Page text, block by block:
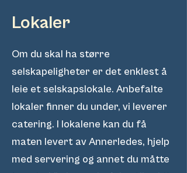
Lokaler
Om du skal ha større
selskapeligheter er det enklest å
leie et selskapslokale. Anbefalte
lokaler finner du under, vi leverer
catering. I lokalene kan du få
maten levert av Annerledes, hjelp
med servering og annet du måtte